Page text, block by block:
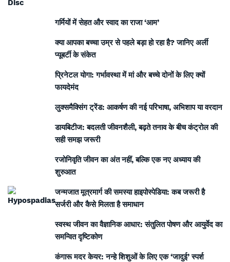
गर्मियों में सेहत और स्वाद का राजा ‘आम’
क्या आपका बच्चा उम्र से पहले बड़ा हो रहा है? जानिए अर्ली
प्यूबर्टी के संकेत
प्रिनेटल योगा: गर्भावस्था में मां और बच्चे दोनों के लिए क्यों
फायदेमंद
लुक्समैक्सिंग ट्रेंड: आकर्षण की नई परिभाषा, अभिशाप या वरदान
डायबिटीज: बदलती जीवनशैली, बढ़ते तनाव के बीच कंट्रोल की
सही समझ जरूरी
रजोनिवृति जीवन का अंत नहीं, बल्कि एक नए अध्याय की
शुरुआत
जन्मजात मूत्रमार्ग की समस्या हाइपोस्पेडिया: कब जरूरी है
सर्जरी और कैसे मिलता है समाधान
स्वस्थ जीवन का वैज्ञानिक आधार: संतुलित पोषण और आयुर्वेद का
समन्वित दृष्टिकोण
कंगारू मदर केयर: नन्हे शिशुओं के लिए एक ‘जादुई’ स्पर्श